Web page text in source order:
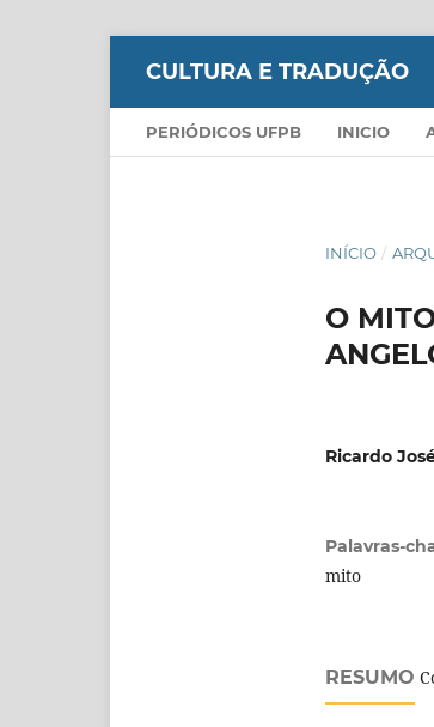
CULTURA E TRADUÇÃO
PERIÓDICOS UFPB INICIO
INÍCIO /
O
Ricardo
Palavras-
mito
RESUMO